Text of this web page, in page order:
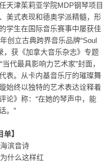
天津茱莉亚学院MDP钢琴项目
美式表现和德奥学派精髓，形
学生在国际音乐赛事中屡获佳
创立古典跨界音乐品牌“Soul
，获《加拿大音乐杂志》专题
代最具影响力艺术家”封面，
表。从卡内基音乐厅的璀璨舞
始终以独特的艺术表达诠释着
论》称：“在她的琴声中，能
。”
单】
滨音诗
什么这样红